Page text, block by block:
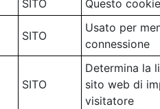
SITO Questo
SITO
Usato per
connessione
SITO
Determina la
sito web di
visitatore